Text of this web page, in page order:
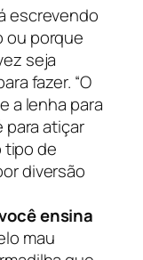
escrevendo
ou porque
seja
fazer. “O
a lenha para
para atiçar
tipo de
diversão
ensina
mau